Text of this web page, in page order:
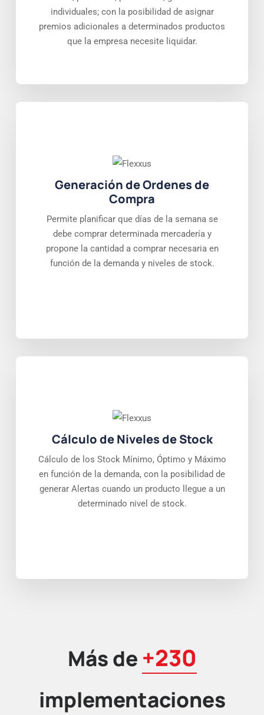
individuales; con la posibilidad de asignar
premios adicionales a determinados productos
que la empresa necesite liquidar.
Generación de Ordenes de
Compra
Permite planificar que días de la semana se
debe comprar determinada mercadería y
propone la cantidad a comprar necesaria en
función de la demanda y niveles de stock.
Cálculo de Niveles de Stock
Cálculo de los Stock Mínimo, Óptimo y Máximo
en función de la demanda, con la posibilidad de
generar Alertas cuando un producto llegue a un
determinado nivel de stock.
Más de +230
implementaciones